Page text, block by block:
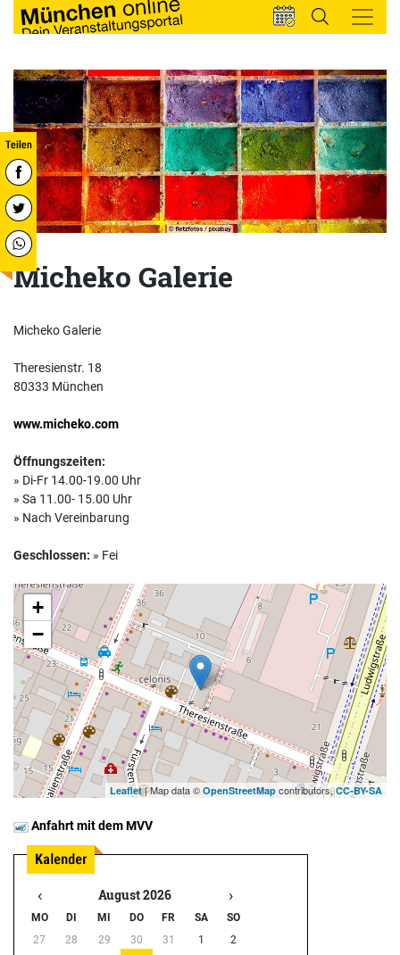
Micheko Galerie
Micheko Galerie
Theresienstr. 18
80333 München
www.micheko.com
Öffnungszeiten:
» Di-Fr 14.00-19.00 Uhr
» Sa 11.00- 15.00 Uhr
» Nach Vereinbarung
Geschlossen: » Fei
+
−
Leaflet| Map data © OpenStreetMap contributors,CC-BY-SA
Anfahrt mit dem MVV
‹ August 2026 ›
MO DI MI DO FR SA
SO
27
28 29 30 31 1
2